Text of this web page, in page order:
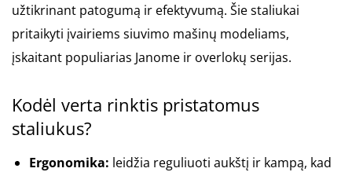
užtikrinant patogumą ir efektyvumą. Šie staliukai
pritaikyti įvairiems siuvimo mašinų modeliams,
įskaitant populiarias Janome ir overlokų serijas.
Kodėl verta rinktis pristatomus
staliukus?
Ergonomika: leidžia reguliuoti aukštį ir kampą, kad